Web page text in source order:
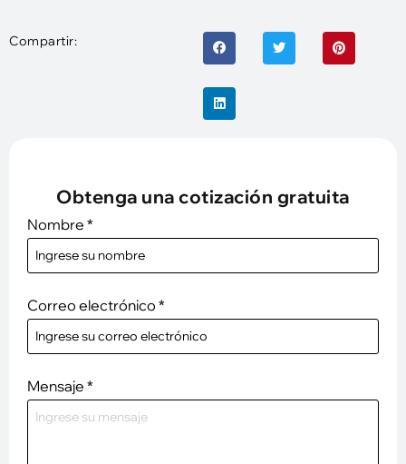
Compartir:
Obtenga una cotización gratuita
Nombre *
Correo electrónico *
Mensaje *